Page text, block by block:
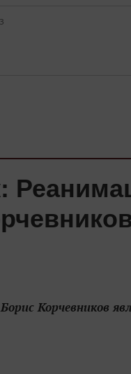
Корчевников